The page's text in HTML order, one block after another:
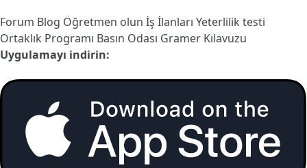
Forum Blog Öğretmen olun İş İlanları Yeterlilik testi
Ortaklık Programı Basın Odası Gramer Kılavuzu
Uygulamayı indirin: